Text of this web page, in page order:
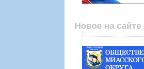
Новое на сайте